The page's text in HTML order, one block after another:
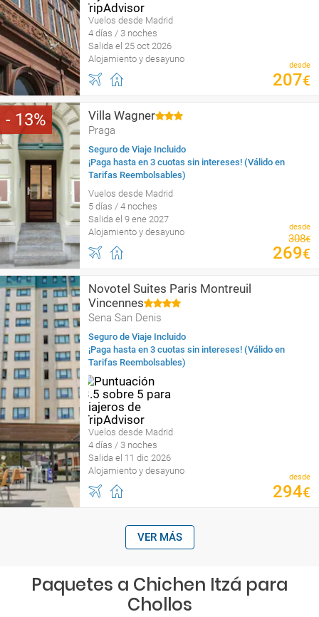
Vuelos desde Madrid
4 días / 3 noches
Salida el 25 oct 2026
Alojamiento y desayuno
desde
207€
13 Villa Wagner
Praga
Seguro de Viaje Incluido
¡Paga hasta en 3 cuotas sin intereses! (Válido en
Tarifas Reembolsables)
Vuelos desde Madrid
5 días / 4 noches
Salida el 9 ene 2027
Alojamiento y desayuno
desde
308€
269€
Novotel Suites Paris Montreuil
Vincennes
Sena San Denis
Seguro de Viaje Incluido
¡Paga hasta en 3 cuotas sin intereses! (Válido en
Tarifas Reembolsables)
Vuelos desde Madrid
4 días / 3 noches
Salida el 11 dic 2026
Alojamiento y desayuno
desde
294€
VER MÁS
Paquetes a Chichen Itzá para
Chollos